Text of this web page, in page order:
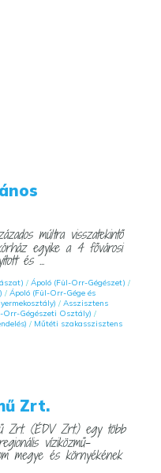
múltra visszatekintő
egyike a 4 fővárosi
és ...
/Ápoló (Fül-Orr-Gégészet) /
/Ápoló (Fül-Orr-Gége és
/Asszisztens
Orr-Gégészeti Osztály) /
/ Műtéti szakasszisztens
Zrt.
Zrt. (ÉDV Zrt.) egy több
víziközmű-
megye és környékének